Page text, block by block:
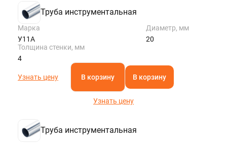
Труба инструментальная
Марка
У11А
Диаметр, мм
20
Толщина стенки, мм
4
Узнать цену В корзину В корзину
Узнать цену
Труба инструментальная